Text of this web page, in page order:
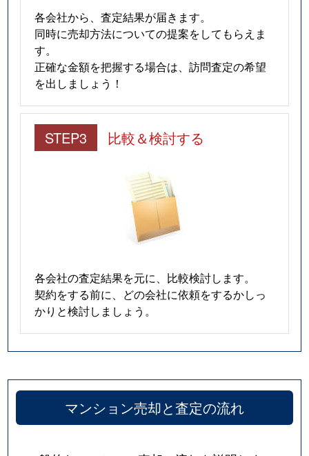
各会社から、査定結果が届きます。
同時に売却方法についての提案をしてもらえま
す。
正確な金額を把握する場合は、訪問査定の希望
を出しましょう！
STEP3 比較＆検討する
各会社の査定結果を元に、比較検討します。
契約をする前に、どの会社に依頼をするかしっ
かりと検討しましょう。
マンション売却と査定の流れ